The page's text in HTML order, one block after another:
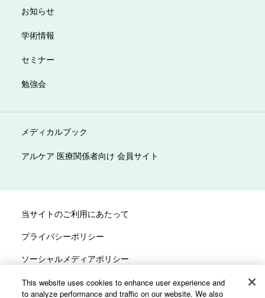
お知らせ
学術情報
セミナー
勉強会
メディカルブック
アルケア 医療関係者向け 会員サイト
当サイトのご利用にあたって
プライバシーポリシー
ソーシャルメディアポリシー
サイトマップ
This website uses cookies to enhance user experience and
to analyze performance and traffic on our website. We also